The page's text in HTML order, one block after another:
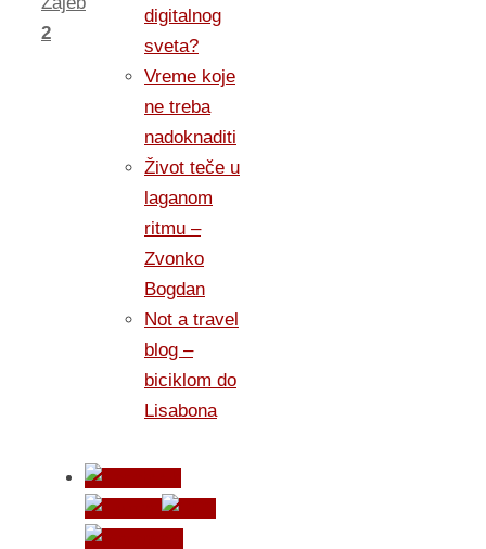
2
digitalnog
sveta?
Vreme koje
ne treba
nadoknaditi
Život teče u
laganom
ritmu –
Zvonko
Bogdan
Not a travel
blog –
biciklom do
Lisabona